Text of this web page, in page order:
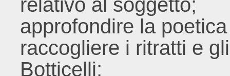
relativo al soggetto;
approfondire la
raccogliere i ritratti e
Botticelli;